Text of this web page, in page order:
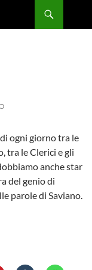
ogni giorno tra le
tra le Clerici e gli
anche star
del genio di
parole di Saviano.